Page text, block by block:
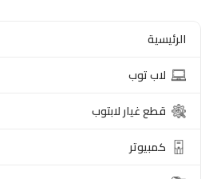
الرئيسية
لاب توب
قطع غيار لابتوب
كمبيوتر